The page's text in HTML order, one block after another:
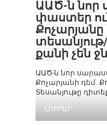
ԱԱԾ-ն նոր
փաստեր
քանի չեն
ԱԱԾ-ն նոր
Քոչարյանի դեմ.
Տեսանյութը
ԼՈՒՐԵՐ